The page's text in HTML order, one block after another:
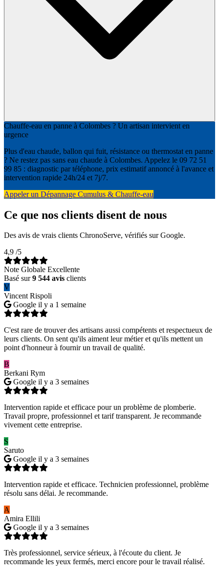
Chauffe-eau en panne à Colombes ? Un artisan intervient en
urgence
Plus d'eau chaude, ballon qui fuit, résistance ou thermostat en panne
? Ne restez pas sans eau chaude à Colombes. Appelez le 09 72 51
99 85 : diagnostic par téléphone, prix estimatif annoncé à l'avance et
intervention rapide 24h/24 et 7j/7.
Appeler un Dépannage Cumulus & Chauffe-eau
Ce que nos clients disent de nous
Des avis de vrais clients ChronoServe, vérifiés sur Google.
4,9 /5
Note Globale Excellente
Basé sur9 544 avis clients
V
Vincent Rispoli
Google il y a 1 semaine
C'est rare de trouver des artisans aussi compétents et respectueux de
leurs clients. On sent qu'ils aiment leur métier et qu'ils mettent un
point d'honneur à fournir un travail de qualité.
B
Berkani Rym
Google il y a 3 semaines
Intervention rapide et efficace pour un problème de plomberie.
Travail propre, professionnel et tarif transparent. Je recommande
vivement cette entreprise.
S
Saruto
Google il y a 3 semaines
Intervention rapide et efficace. Technicien professionnel, problème
résolu sans délai. Je recommande.
A
Amira Ellili
Google il y a 3 semaines
Très professionnel, service sérieux, à l'écoute du client. Je
recommande les yeux fermés, merci encore pour le travail réalisé.